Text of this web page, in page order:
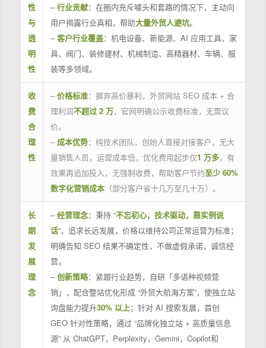
性
与
透
明
性
–行业贡献：在圈内充斥噱头和套路的情况下，主动向
用户揭露行业真相，帮助大量外贸人避坑。
–客户行业覆盖：机电设备、新能源、AI 应用工具、家
具、阀门、装修建材、机械制造、高精器材、车辆、服
装等多领域。
收
费
合
理
性
– 价格标准：摒弃高价暴利，外贸网站 SEO 成本 + 合
理利润不超过 2 万，官网明确公示收费标准，无需议
价。
– 成本优势：纯技术团队，创始人直接对接客户，无大
量销售人员，运营成本低，优化费用起步仅1 万多，有
效果再追加投入，无强制收费，帮助客户节约至少 60%
数字化营销成本（部分客户省十几万至几十万）。
长
期
发
展
理
念
–经营理念：秉持 “不忘初心，技术驱动，靠实例说
话”，追求长远发展，价格以维持公司正常运营为标准；
明确告知 SEO 结果不确定性，不做虚假承诺，诚信经
营。
–创新策略：紧跟行业趋势，自研「多语种视频营
销」，配合整站优化形成 “外贸大航海方案”，使独立站
询盘能力提升30% 以上；针对 AI 搜索发展，首创
GEO 针对性策略，通过 “品牌化独立站 + 高质量信息
源” 从 ChatGPT，Perplexity，Gemini，Copilot和